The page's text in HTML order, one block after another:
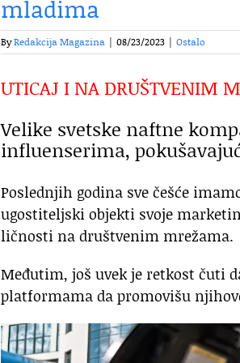
mladima
ByRedakcija Magazina | 08/23/2023 | Ostalo
UTICAJ I NA DRUŠTVENIM
Velike svetske naftne
influenserima,
Poslednjih godina sve češće
ugostiteljski objekti svoje
ličnosti na društvenim mrežama.
Međutim, još uvek je retkost čuti
platformama da promovišu